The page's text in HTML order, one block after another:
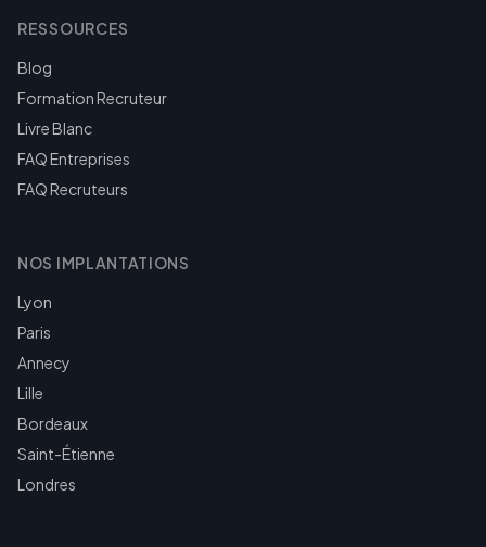
RESSOURCES
Blog
Formation Recruteur
Livre Blanc
FAQ Entreprises
FAQ Recruteurs
NOS IMPLANTATIONS
Lyon
Paris
Annecy
Lille
Bordeaux
Saint-Étienne
Londres